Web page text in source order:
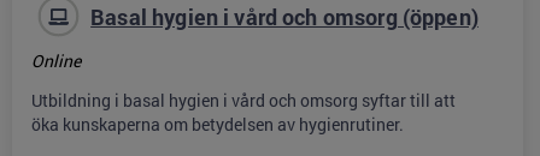
Basal hygien i vård och omsorg (öppen)
Online
Utbildning i basal hygien i vård och omsorg syftar till att
öka kunskaperna om betydelsen av hygienrutiner.